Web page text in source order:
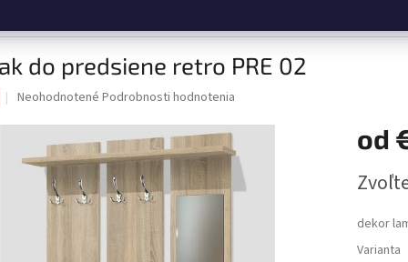
do predsiene retro PRE 02
Priemerné
produktu
0,0
Neohodnotené Podrobnosti hodnotenia
od
cena:
dekor
Varianta